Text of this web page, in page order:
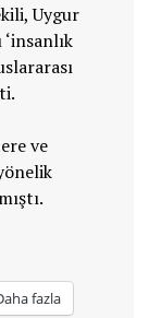
Uygur
ve
fazla